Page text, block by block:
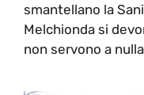
smantellano la
Melchionda si
non servono a